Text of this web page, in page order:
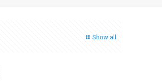
Show all